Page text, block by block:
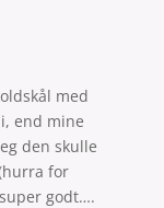
med
end mine
den skulle
for
godt….